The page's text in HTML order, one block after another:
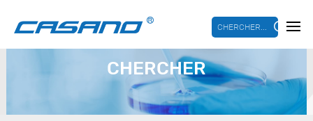
CHERCHER...
CHERCHER